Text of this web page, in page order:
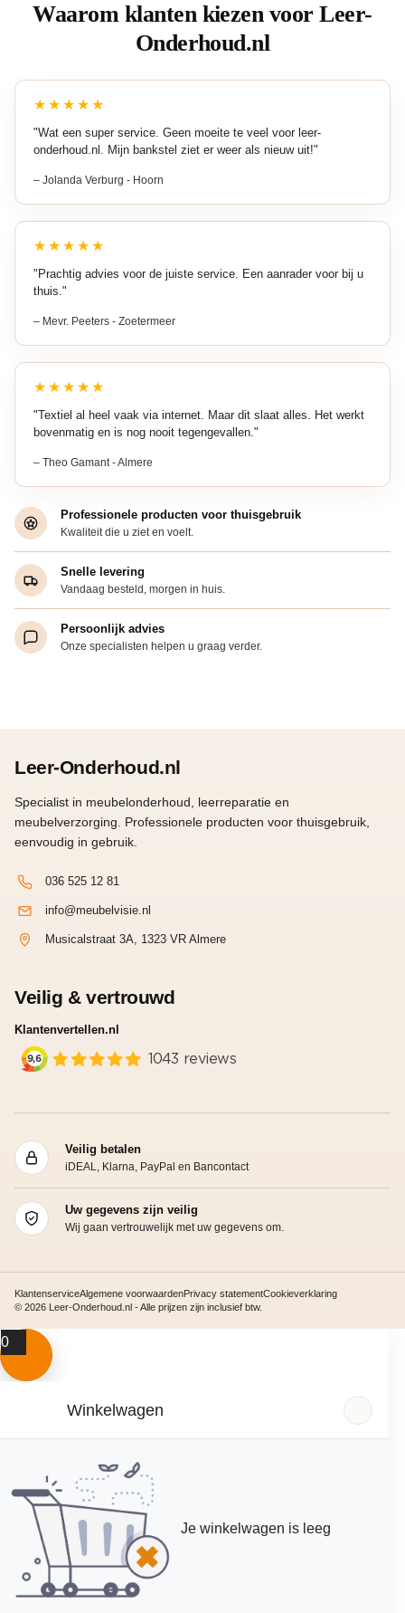
Waarom klanten kiezen voor Leer-
Onderhoud.nl
★★★★★
"Wat een super service. Geen moeite te veel voor leer-
onderhoud.nl. Mijn bankstel ziet er weer als nieuw uit!"
– Jolanda Verburg - Hoorn
★★★★★
"Prachtig advies voor de juiste service. Een aanrader voor bij u
thuis."
– Mevr. Peeters - Zoetermeer
★★★★★
"Textiel al heel vaak via internet. Maar dit slaat alles. Het werkt
bovenmatig en is nog nooit tegengevallen."
– Theo Gamant - Almere
Professionele producten voor thuisgebruik
Kwaliteit die u ziet en voelt.
Snelle levering
Vandaag besteld, morgen in huis.
Persoonlijk advies
Onze specialisten helpen u graag verder.
Leer-Onderhoud.nl
Specialist in meubelonderhoud, leerreparatie en
meubelverzorging. Professionele producten voor thuisgebruik,
eenvoudig in gebruik.
036 525 12 81
info@meubelvisie.nl
Musicalstraat 3A, 1323 VR Almere
Veilig & vertrouwd
Klantenvertellen.nl
Veilig betalen
iDEAL, Klarna, PayPal en Bancontact
Uw gegevens zijn veilig
Wij gaan vertrouwelijk met uw gegevens om.
KlantenserviceAlgemene voorwaardenPrivacy statementCookieverklaring
© 2026 Leer-Onderhoud.nl - Alle prijzen zijn inclusief btw.
0
Winkelwagen
Je winkelwagen is leeg